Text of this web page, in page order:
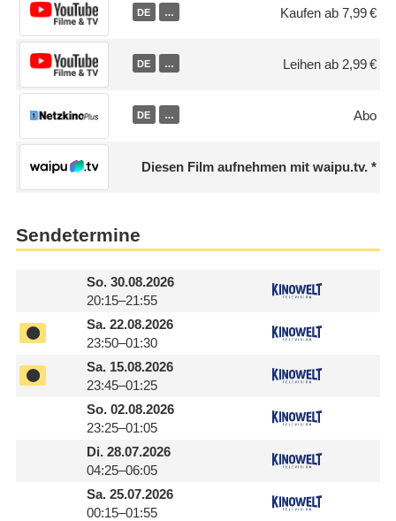
DE … Kaufen ab 7,99 €
DE … Leihen ab 2,99 €
DE … Abo
Diesen Film aufnehmen mit waipu.tv.
Sendetermine
So.30.08.2026
20:15–21:55
Sa.22.08.2026
23:50–01:30
Sa.15.08.2026
23:45–01:25
So.02.08.2026
23:25–01:05
Di.28.07.2026
04:25–06:05
Sa.25.07.2026
00:15–01:55